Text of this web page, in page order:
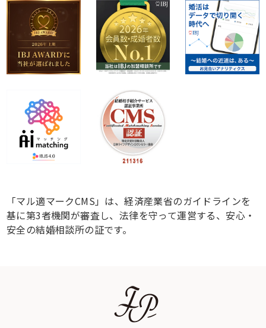
「マル適マークCMS」は、経済産業省のガイドラインを
基に第3者機関が審査し、法律を守って運営する、安心・
安全の結婚相談所の証です。